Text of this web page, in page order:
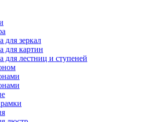
для зеркал
для картин
для лестниц и ступеней